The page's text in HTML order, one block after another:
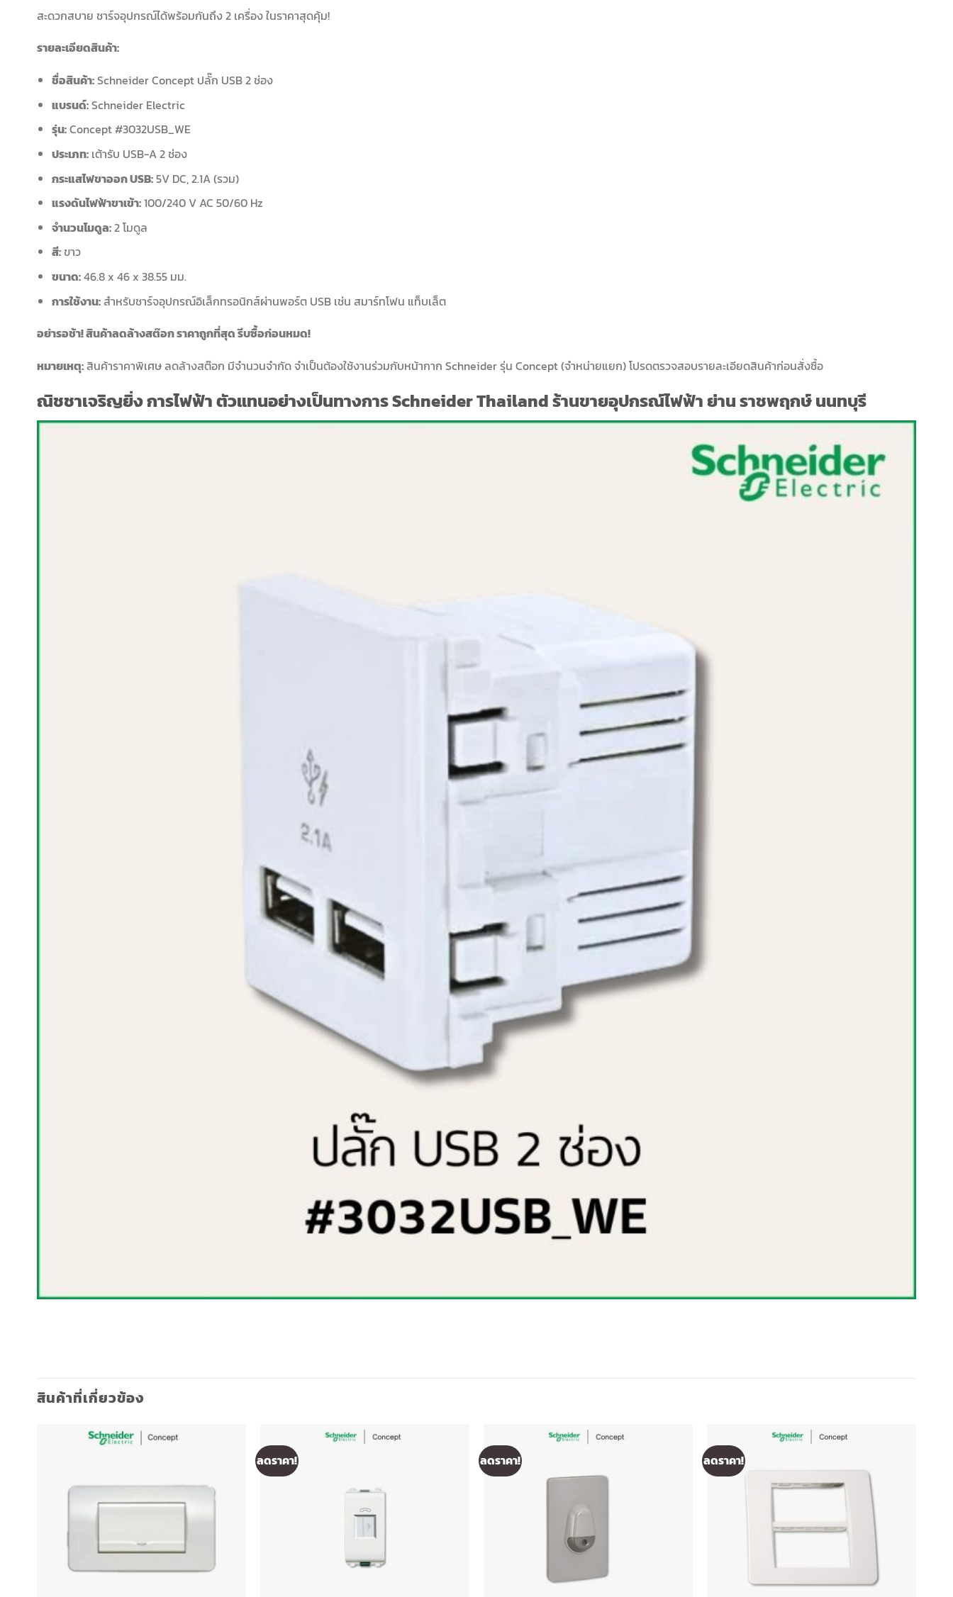
สะดวกสบาย ชาร์จอุปกรณ์ได้พร้อมกันถึง 2 เครื่อง ในราคาสุดคุ้ม!
รายละเอียดสินค้า:
ชื่อสินค้า:Schneider Concept ปลั๊ก USB 2 ช่อง
แบรนด์:Schneider Electric
รุ่น:Concept #3032USB_WE
ประเภท:เต้ารับ USB-A 2 ช่อง
กระแสไฟขาออก USB:5V DC, 2.1A (รวม)
แรงดันไฟฟ้าขาเข้า:100/240 V AC 50/60 Hz
จำนวนโมดูล:2 โมดูล
สี:ขาว
ขนาด:46.8 x 46 x 38.55 มม.
การใช้งาน:สำหรับชาร์จอุปกรณ์อิเล็กทรอนิกส์ผ่านพอร์ต USB เช่น สมาร์ทโฟน แท็บเล็ต
อย่ารอช้า! สินค้าลดล้างสต๊อก ราคาถูกที่สุด รีบซื้อก่อนหมด!
หมายเหตุ:สินค้าราคาพิเศษ ลดล้างสต๊อก มีจำนวนจำกัด จำเป็นต้องใช้งานร่วมกับหน้ากาก Schneider รุ่น Concept (จำหน่ายแยก) โปรดตรวจสอบรายละเอียดสินค้าก่อนสั่งซื้อ
ณิชชาเจริญยิ่ง การไฟฟ้า ตัวแทนอย่างเป็นทางการ Schneider Thailand ร้านขายอุปกรณ์ไฟฟ้า ย่าน ราชพฤกษ์ นนทบุรี
สินค้าที่เกี่ยวข้อง
ลดราคา! ลดราคา! ลดราคา!